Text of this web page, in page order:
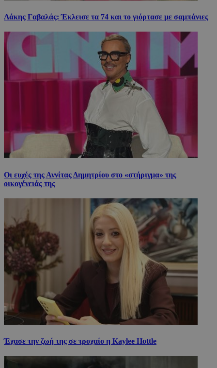
Λάκης Γαβαλάς: Έκλεισε τα 74 και το γιόρτασε με σαμπάνιες
Οι ευχές της Αννίτας Δημητρίου στο «στήριγμα» της
οικογένειάς της
Έχασε την ζωή της σε τροχαίο η Kaylee Hottle